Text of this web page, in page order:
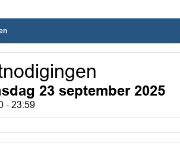
23 september 2025
- 23:59